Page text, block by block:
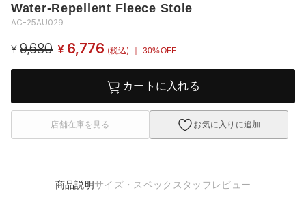
Water-Repellent Fleece Stole
AC-25AU029
¥ 9,680 ¥ 6,776 (税込) ｜ 30%OFF
カートに入れる
店舗在庫を見る お気に入りに追加
商品説明サイズ・スペック スタッフレビュー